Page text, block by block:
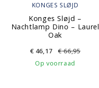
KONGES SLØJD
Konges Sløjd –
Nachtlamp Dino – Laurel
Oak
€ 46,17 €66,95
Op voorraad